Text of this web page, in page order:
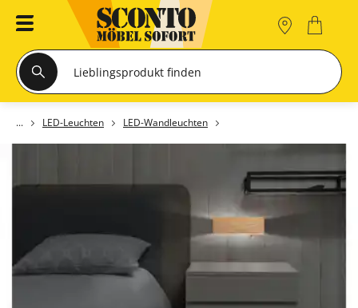
LED-Leuchten LED-Wandleuchten